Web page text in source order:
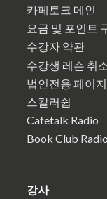
카페토크 메인
요금 및 포인트
수강자 약관
수강생 레슨 취
법인전용 페이지
스칼러쉽
Cafetalk Radio
Book Club Radio
강사